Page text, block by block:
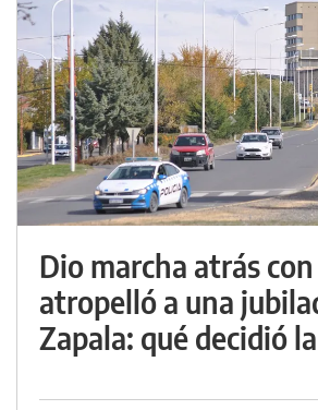
Dio marcha atrás
atropelló a una
Zapala: qué decidió